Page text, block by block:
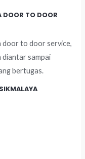
DOOR TO DOOR
door to door service,
diantar sampai
bertugas.